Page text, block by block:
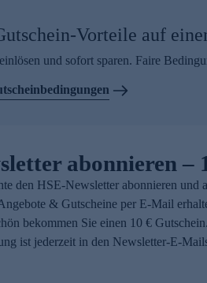
Vorteile auf
und sofort sparen. Faire
abonnieren –
den HSE-Newsletter abonnieren und
& Gutscheine per E-Mail
bekommen Sie einen 10 €
ist jederzeit in den Newsletter-E-